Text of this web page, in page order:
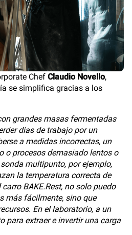
Chef Claudio Novello,
se simplifica gracias a los
grandes masas fermentadas
días de trabajo por un
a medidas incorrectas, un
o procesos demasiado lentos o
multipunto, por ejemplo,
la temperatura correcta de
BAKE.Rest, no solo puedo
más fácilmente, sino que
En el laboratorio, a un
para extraer e invertir una carga